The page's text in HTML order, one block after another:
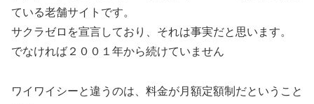
ている老舗サイトです。
サクラゼロを宣言しており、それは事実だと思います。
でなければ２００１年から続けていません
ワイワイシーと違うのは、料金が月額定額制だということ